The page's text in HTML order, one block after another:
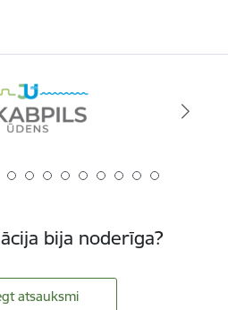
bija noderīga?
atsauksmi